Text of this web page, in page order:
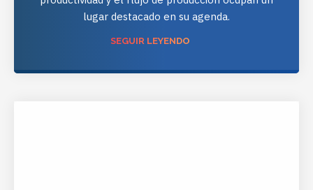
lugar destacado en su agenda.
SEGUIR LEYENDO